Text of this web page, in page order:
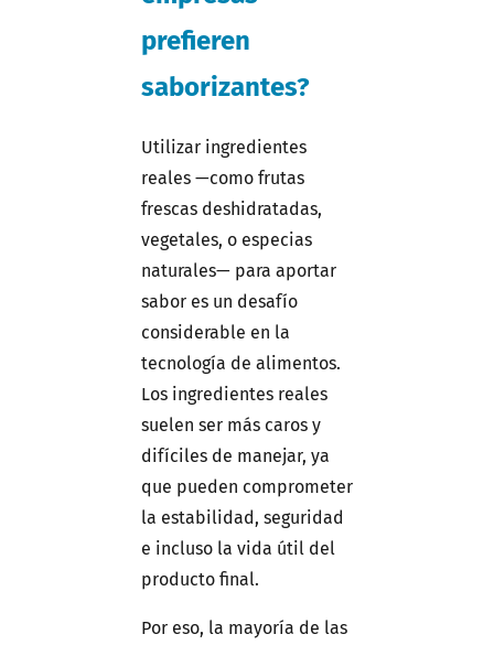
prefieren
saborizantes?
Utilizar ingredientes
reales —como frutas
frescas deshidratadas,
vegetales, o especias
naturales— para aportar
sabor es un desafío
considerable en la
tecnología de alimentos.
Los ingredientes reales
suelen ser más caros y
difíciles de manejar, ya
que pueden comprometer
la estabilidad, seguridad
e incluso la vida útil del
producto final.
Por eso, la mayoría de las